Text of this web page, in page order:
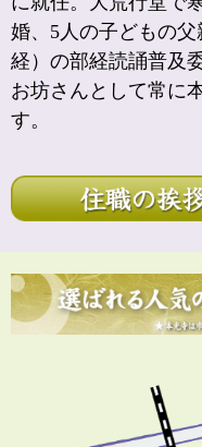
婚、5人の子どもの
経）の部経読誦普及
お坊さんとして常に
す。